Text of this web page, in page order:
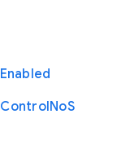
Enabled
ControlNoS